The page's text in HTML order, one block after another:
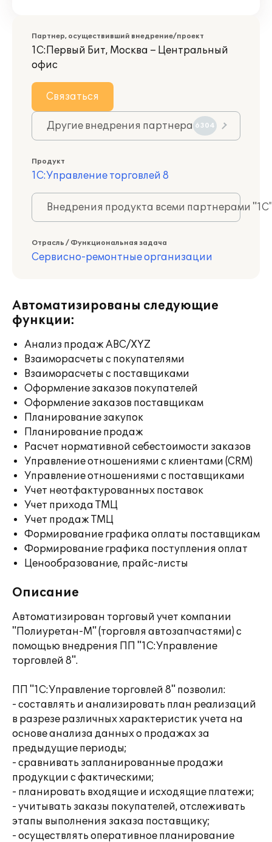
Партнер, осуществивший внедрение/проект
1С:Первый Бит, Москва – Центральный
офис
Связаться
Другие внедрения партнера 6304
Продукт
1С:Управление торговлей 8
Внедрения продукта всеми партнерами
Отрасль / Функциональная задача
Сервисно-ремонтные организации
Автоматизированы следующие
функции:
Анализ продаж ABC/XYZ
Взаиморасчеты с покупателями
Взаиморасчеты с поставщиками
Оформление заказов покупателей
Оформление заказов поставщикам
Планирование закупок
Планирование продаж
Расчет нормативной себестоимости заказов
Управление отношениями с клиентами (CRM)
Управление отношениями с поставщиками
Учет неотфактурованных поставок
Учет прихода ТМЦ
Учет продаж ТМЦ
Формирование графика оплаты поставщикам
Формирование графика поступления оплат
Ценообразование, прайс-листы
Описание
Автоматизирован торговый учет компании
"Полиуретан-М" (торговля автозапчастями) с
помощью внедрения ПП "1С:Управление
торговлей 8".
ПП "1С:Управление торговлей 8" позволил:
- составлять и анализировать план реализаций
в разрезе различных характеристик учета на
основе анализа данных о продажах за
предыдущие периоды;
- сравнивать запланированные продажи
продукции с фактическими;
- планировать входящие и исходящие платежи;
- учитывать заказы покупателей, отслеживать
этапы выполнения заказа поставщику;
- осуществлять оперативное планирование